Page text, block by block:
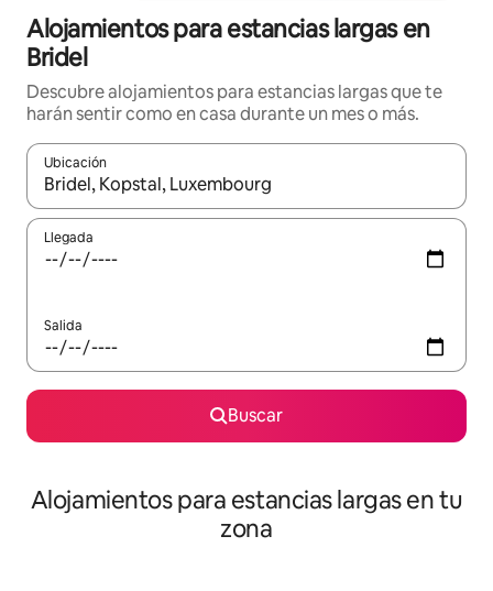
Alojamientos para estancias largas en
Bridel
Descubre alojamientos para estancias largas que te
harán sentir como en casa durante un mes o más.
Ubicación
Cuando los resultados estén disponibles, podrás navegar
Llegada
Salida
Buscar
Alojamientos para estancias largas en tu
zona